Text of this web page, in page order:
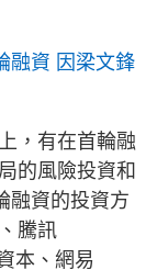
融資 因梁文鋒
，有在首輪融
的風險投資和
融資的投資方
騰訊
本、網易